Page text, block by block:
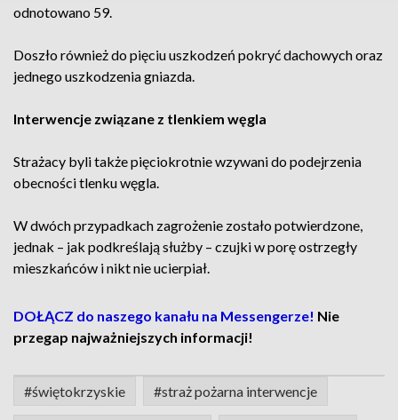
odnotowano 59.
Doszło również do pięciu uszkodzeń pokryć dachowych oraz
jednego uszkodzenia gniazda.
Interwencje związane z tlenkiem węgla
Strażacy byli także pięciokrotnie wzywani do podejrzenia
obecności tlenku węgla.
W dwóch przypadkach zagrożenie zostało potwierdzone,
jednak – jak podkreślają służby – czujki w porę ostrzegły
mieszkańców i nikt nie ucierpiał.
DOŁĄCZ do naszego kanału na Messengerze! Nie
przegap najważniejszych informacji!
#świętokrzyskie #straż pożarna interwencje